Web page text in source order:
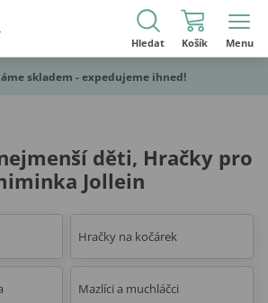
Hledat Košík Menu
skladem - expedujeme ihned!
děti, Hračky pro
Jollein
Hračky na kočárek
Mazlíci a muchláčci